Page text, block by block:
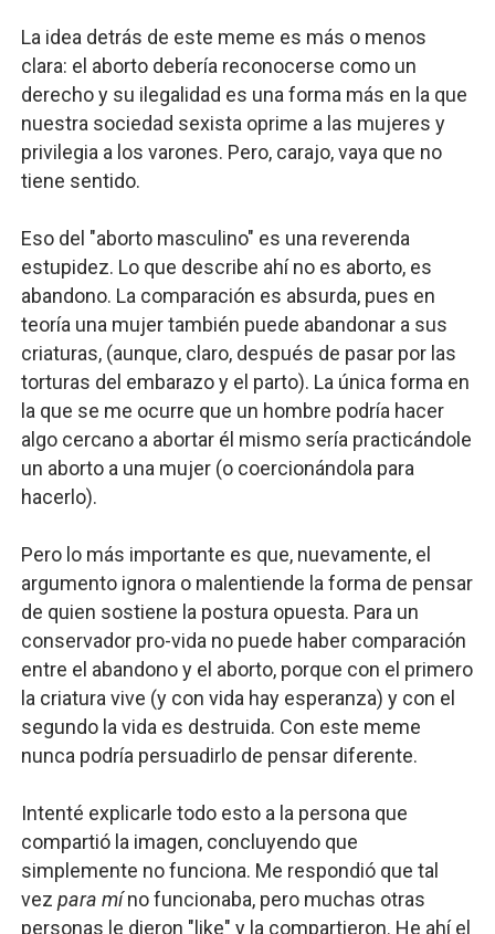
La idea detrás de este meme es más o menos
clara: el aborto debería reconocerse como un
derecho y su ilegalidad es una forma más en la que
nuestra sociedad sexista oprime a las mujeres y
privilegia a los varones. Pero, carajo, vaya que no
tiene sentido.
Eso del "aborto masculino" es una reverenda
estupidez. Lo que describe ahí no es aborto, es
abandono. La comparación es absurda, pues en
teoría una mujer también puede abandonar a sus
criaturas, (aunque, claro, después de pasar por las
torturas del embarazo y el parto). La única forma en
la que se me ocurre que un hombre podría hacer
algo cercano a abortar él mismo sería practicándole
un aborto a una mujer (o coercionándola para
hacerlo).
Pero lo más importante es que, nuevamente, el
argumento ignora o malentiende la forma de pensar
de quien sostiene la postura opuesta. Para un
conservador pro-vida no puede haber comparación
entre el abandono y el aborto, porque con el primero
la criatura vive (y con vida hay esperanza) y con el
segundo la vida es destruida. Con este meme
nunca podría persuadirlo de pensar diferente.
Intenté explicarle todo esto a la persona que
compartió la imagen, concluyendo que
simplemente no funciona. Me respondió que tal
vez para míno funcionaba, pero muchas otras
personas le dieron "like" y la compartieron. He ahí el